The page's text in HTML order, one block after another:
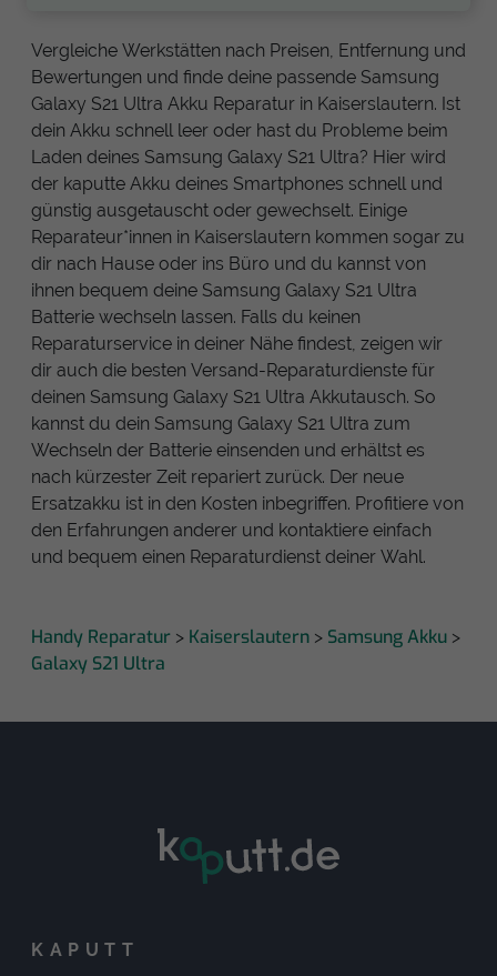
Vergleiche Werkstätten nach Preisen, Entfernung und
Bewertungen und finde deine passende Samsung
Galaxy S21 Ultra Akku Reparatur in Kaiserslautern. Ist
dein Akku schnell leer oder hast du Probleme beim
Laden deines Samsung Galaxy S21 Ultra? Hier wird
der kaputte Akku deines Smartphones schnell und
günstig ausgetauscht oder gewechselt. Einige
Reparateur*innen in Kaiserslautern kommen sogar zu
dir nach Hause oder ins Büro und du kannst von
ihnen bequem deine Samsung Galaxy S21 Ultra
Batterie wechseln lassen. Falls du keinen
Reparaturservice in deiner Nähe findest, zeigen wir
dir auch die besten Versand-Reparaturdienste für
deinen Samsung Galaxy S21 Ultra Akkutausch. So
kannst du dein Samsung Galaxy S21 Ultra zum
Wechseln der Batterie einsenden und erhältst es
nach kürzester Zeit repariert zurück. Der neue
Ersatzakku ist in den Kosten inbegriffen. Profitiere von
den Erfahrungen anderer und kontaktiere einfach
und bequem einen Reparaturdienst deiner Wahl.
Handy Reparatur > Kaiserslautern > Samsung Akku >
Galaxy S21 Ultra
KAPUTT